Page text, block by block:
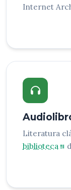
Internet
Literatura
biblioteca